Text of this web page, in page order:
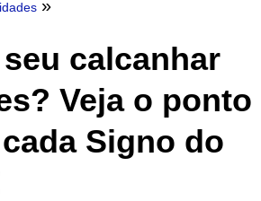
»
calcanhar
Veja o ponto
Signo do